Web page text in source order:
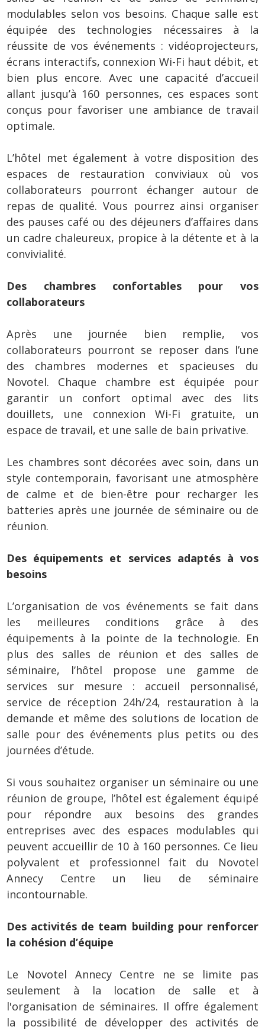
modulables selon vos besoins. Chaque salle est
équipée des technologies nécessaires à la
réussite de vos événements : vidéoprojecteurs,
écrans interactifs, connexion Wi-Fi haut débit, et
bien plus encore. Avec une capacité d’accueil
allant jusqu’à 160 personnes, ces espaces sont
conçus pour favoriser une ambiance de travail
optimale.
L’hôtel met également à votre disposition des
espaces de restauration conviviaux où vos
collaborateurs pourront échanger autour de
repas de qualité. Vous pourrez ainsi organiser
des pauses café ou des déjeuners d’affaires dans
un cadre chaleureux, propice à la détente et à la
convivialité.
Des chambres confortables pour vos
collaborateurs
Après une journée bien remplie, vos
collaborateurs pourront se reposer dans l’une
des chambres modernes et spacieuses du
Novotel. Chaque chambre est équipée pour
garantir un confort optimal avec des lits
douillets, une connexion Wi-Fi gratuite, un
espace de travail, et une salle de bain privative.
Les chambres sont décorées avec soin, dans un
style contemporain, favorisant une atmosphère
de calme et de bien-être pour recharger les
batteries après une journée de séminaire ou de
réunion.
Des équipements et services adaptés à vos
besoins
L’organisation de vos événements se fait dans
les meilleures conditions grâce à des
équipements à la pointe de la technologie. En
plus des salles de réunion et des salles de
séminaire, l’hôtel propose une gamme de
services sur mesure : accueil personnalisé,
service de réception 24h/24, restauration à la
demande et même des solutions de location de
salle pour des événements plus petits ou des
journées d’étude.
Si vous souhaitez organiser un séminaire ou une
réunion de groupe, l’hôtel est également équipé
pour répondre aux besoins des grandes
entreprises avec des espaces modulables qui
peuvent accueillir de 10 à 160 personnes. Ce lieu
polyvalent et professionnel fait du Novotel
Annecy Centre un lieu de séminaire
incontournable.
Des activités de team building pour renforcer
la cohésion d’équipe
Le Novotel Annecy Centre ne se limite pas
seulement à la location de salle et à
l'organisation de séminaires. Il offre également
la possibilité de développer des activités de